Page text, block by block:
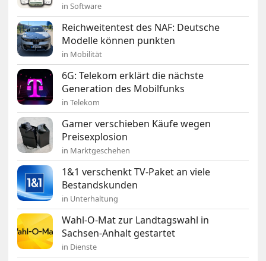
in Software
Reichweitentest des NAF: Deutsche
Modelle können punkten
in Mobilität
6G: Telekom erklärt die nächste
Generation des Mobilfunks
in Telekom
Gamer verschieben Käufe wegen
Preisexplosion
in Marktgeschehen
1&1 verschenkt TV-Paket an viele
Bestandskunden
in Unterhaltung
Wahl-O-Mat zur Landtagswahl in
Sachsen-Anhalt gestartet
in Dienste